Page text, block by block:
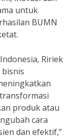
untuk
BUMN
Ririek
produk atau
cara
dan efektif,”